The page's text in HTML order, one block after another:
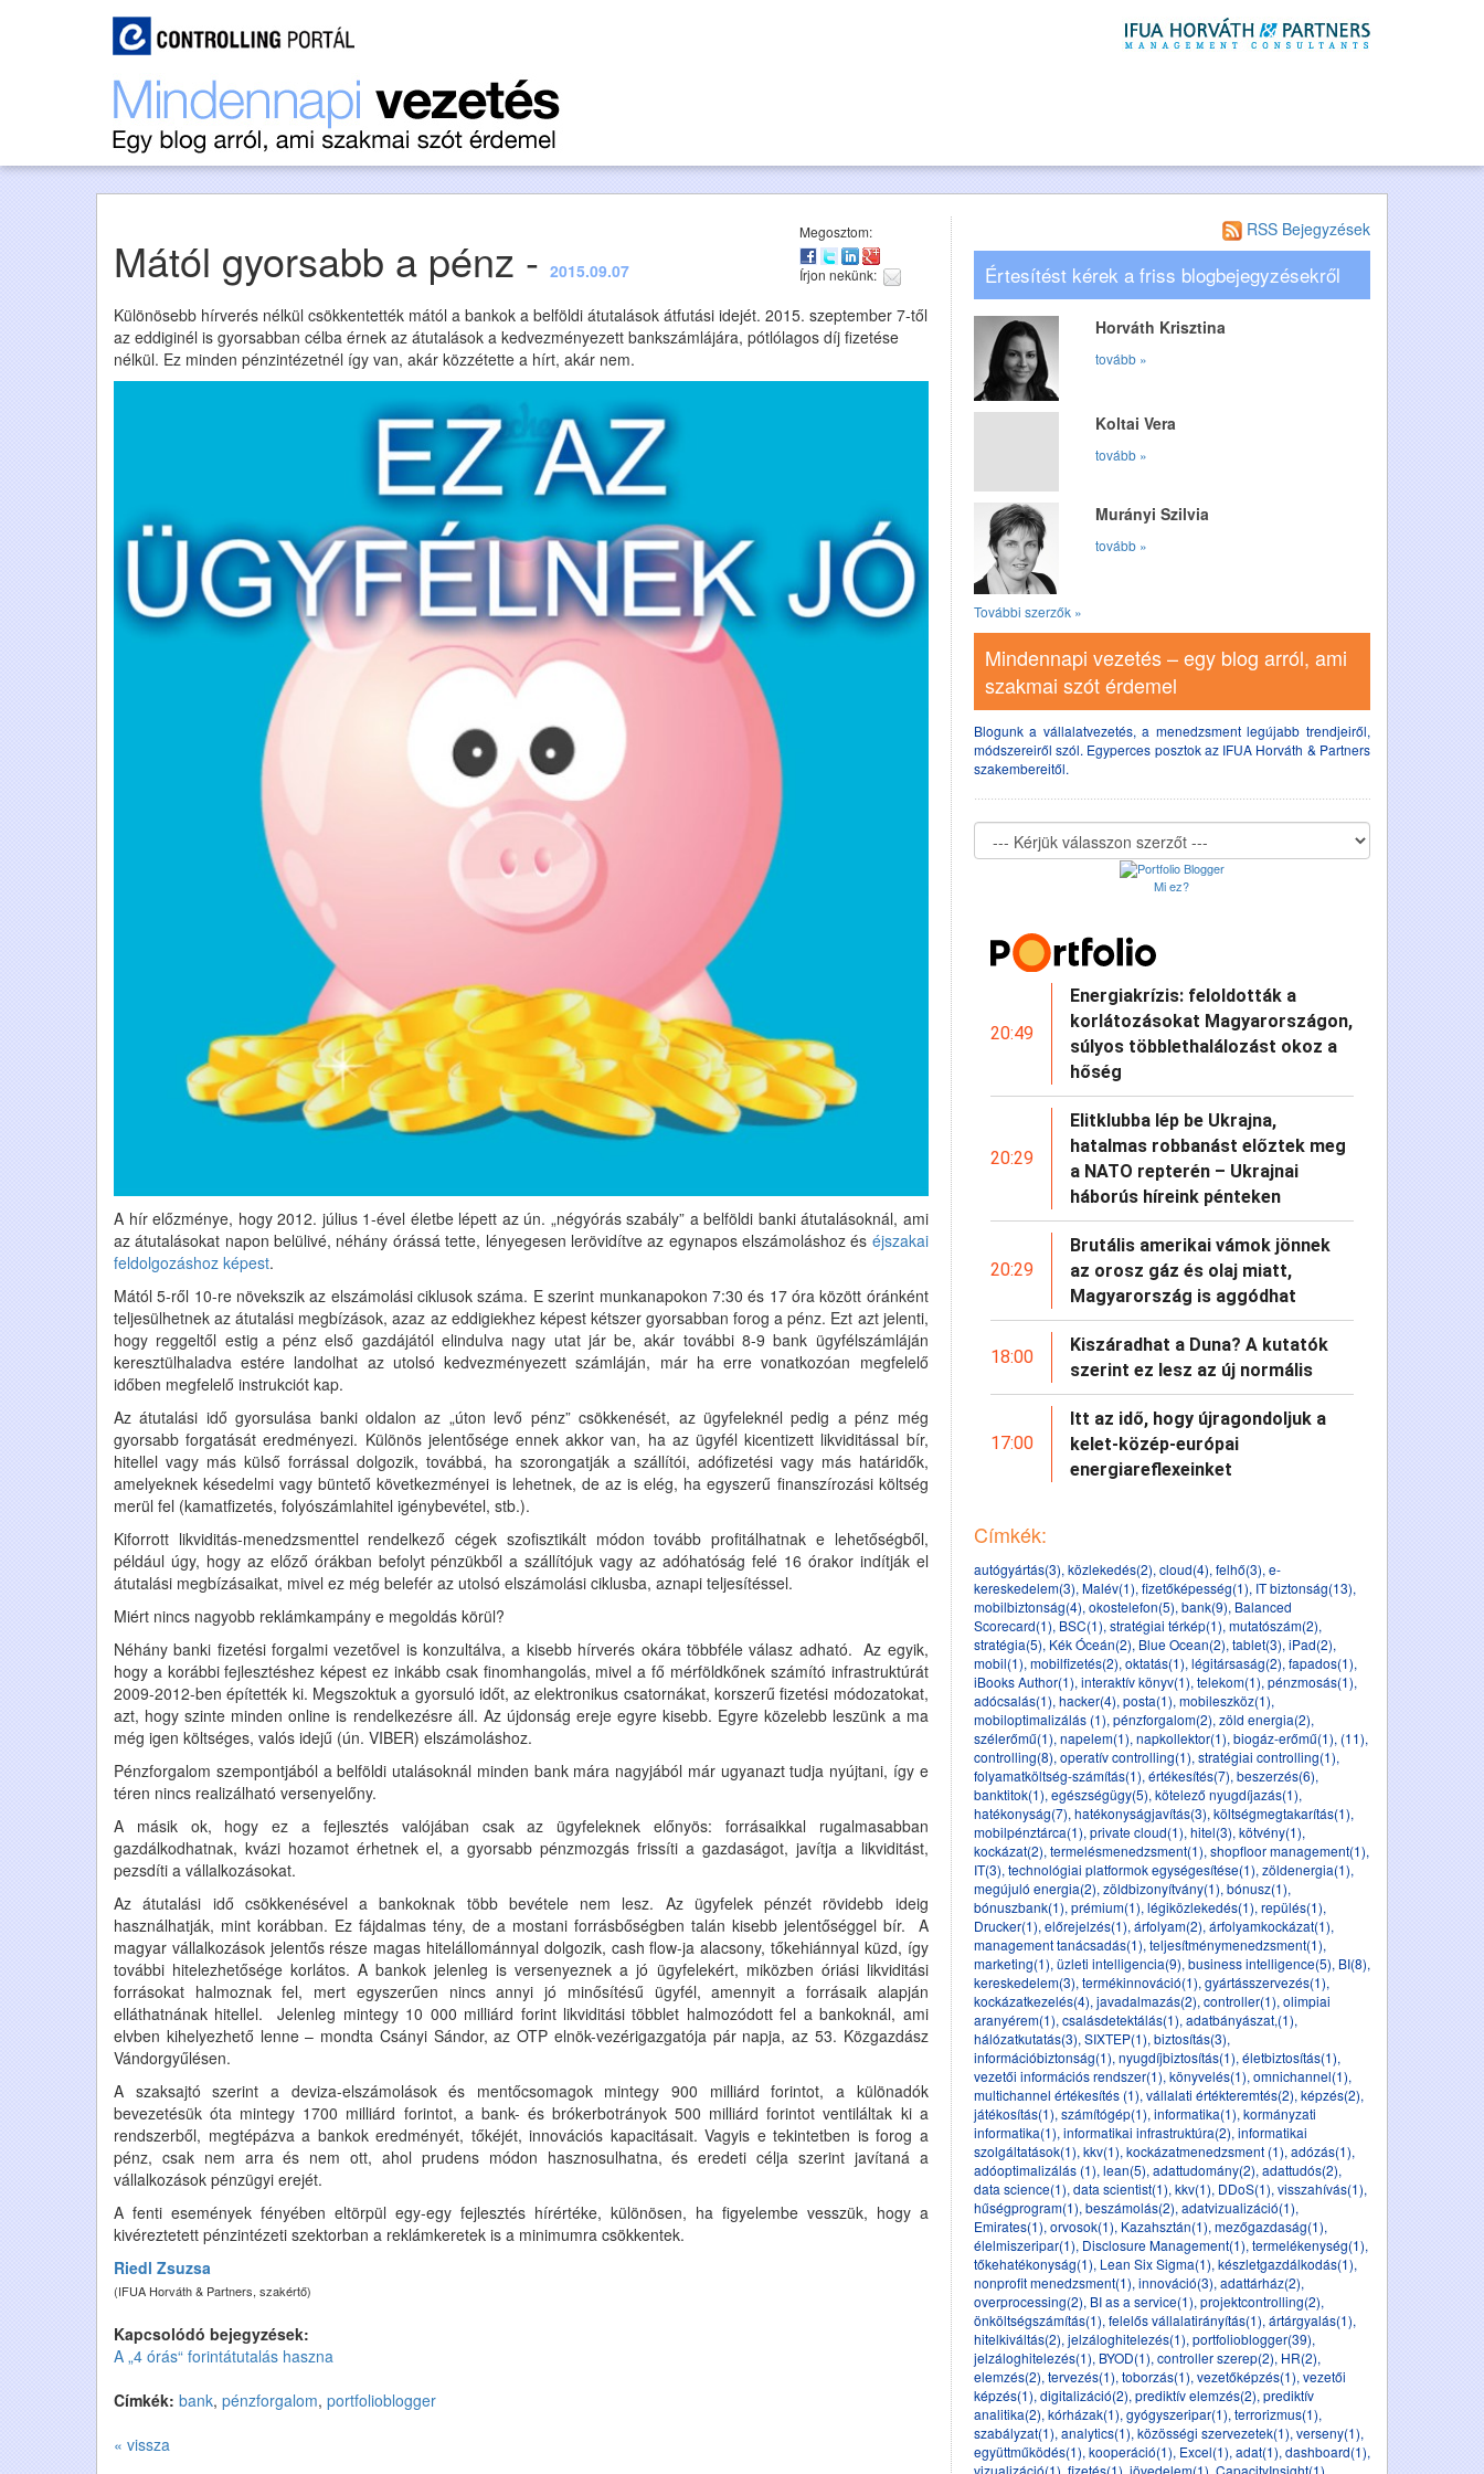
Mától gyorsabb a pénz - 2015.09.07
Megosztom:
Írjon nekünk:
Különösebb hírverés nélkül csökkentették mától a bankok a belföldi átutalások átfutási idejét. 2015. szeptember 7-től
az eddiginél is gyorsabban célba érnek az átutalások a kedvezményezett bankszámlájára, pótlólagos díj fizetése
nélkül. Ez minden pénzintézetnél így van, akár közzétette a hírt, akár nem.
A hír előzménye, hogy 2012. július 1-ével életbe lépett az ún. „négyórás szabály” a belföldi banki átutalásoknál, ami
az átutalásokat napon belülivé, néhány órássá tette, lényegesen lerövidítve az egynapos elszámoláshoz és éjszakai
feldolgozáshoz képest.
Mától 5-ről 10-re növekszik az elszámolási ciklusok száma. E szerint munkanapokon 7:30 és 17 óra között óránként
teljesülhetnek az átutalási megbízások, azaz az eddigiekhez képest kétszer gyorsabban forog a pénz. Ezt azt jelenti,
hogy reggeltől estig a pénz első gazdájától elindulva nagy utat jár be, akár további 8-9 bank ügyfélszámláján
keresztülhaladva estére landolhat az utolsó kedvezményezett számláján, már ha erre vonatkozóan megfelelő
időben megfelelő instrukciót kap.
Az átutalási idő gyorsulása banki oldalon az „úton levő pénz” csökkenését, az ügyfeleknél pedig a pénz még
gyorsabb forgatását eredményezi. Különös jelentősége ennek akkor van, ha az ügyfél kicentizett likviditással bír,
hitellel vagy más külső forrással dolgozik, továbbá, ha szorongatják a szállítói, adófizetési vagy más határidők,
amelyeknek késedelmi vagy büntető következményei is lehetnek, de az is elég, ha egyszerű finanszírozási költség
merül fel (kamatfizetés, folyószámlahitel igénybevétel, stb.).
Kiforrott likviditás-menedzsmenttel rendelkező cégek szofisztikált módon tovább profitálhatnak e lehetőségből,
például úgy, hogy az előző órákban befolyt pénzükből a szállítójuk vagy az adóhatóság felé 16 órakor indítják el
átutalási megbízásaikat, mivel ez még belefér az utolsó elszámolási ciklusba, aznapi teljesítéssel.
Miért nincs nagyobb reklámkampány e megoldás körül?
Néhány banki fizetési forgalmi vezetővel is konzultálva, a kisebb hírverés okára többféle válasz adható. Az egyik,
hogy a korábbi fejlesztéshez képest ez inkább csak finomhangolás, mivel a fő mérföldkőnek számító infrastruktúrát
2009-2012-ben építették ki. Megszoktuk a gyorsuló időt, az elektronikus csatornákat, korszerű fizetési módozatokat,
azt, hogy szinte minden online is rendelkezésre áll. Az újdonság ereje egyre kisebb. Egyre közelebb leszünk a ma
még igen költséges, valós idejű (ún. VIBER) elszámoláshoz.
Pénzforgalom szempontjából a belföldi utalásoknál minden bank mára nagyjából már ugyanazt tudja nyújtani, így e
téren nincs realizálható versenyelőny.
A másik ok, hogy ez a fejlesztés valójában csak az ügyfeleknek előnyös: forrásaikkal rugalmasabban
gazdálkodhatnak, kvázi hozamot érhetnek el, a gyorsabb pénzmozgás frissíti a gazdaságot, javítja a likviditást,
pezsdíti a vállalkozásokat.
Az átutalási idő csökkenésével a bankoknak több bevétele nem lesz. Az ügyfelek pénzét rövidebb ideig
használhatják, mint korábban. Ez fájdalmas tény, de a mostani forrásbőségben talán kisebb jelentőséggel bír.
A
magyar vállalkozások jelentős része magas hitelállománnyal dolgozik, cash flow-ja alacsony, tőkehiánnyal küzd, így
további hitelezhetősége korlátos. A bankok jelenleg is versenyeznek a jó ügyfelekért, miközben óriási likviditási
forrásokat halmoznak fel, mert egyszerűen nincs annyi jó minősítésű ügyfél, amennyit a forrásaik alapján
elláthatnának hitellel.
Jelenleg mintegy 10 000 milliárd forint likviditási többlet halmozódott fel a bankoknál, ami
elvben kihelyezhető lenne – mondta Csányi Sándor, az OTP elnök-vezérigazgatója pár napja, az 53. Közgazdász
Vándorgyűlésen.
A szaksajtó szerint a deviza-elszámolások és mentőcsomagok mintegy 900 milliárd forintot, a különadók
bevezetésük óta mintegy 1700 milliárd forintot, a bank- és brókerbotrányok 500 milliárd forintot ventiláltak ki a
rendszerből, megtépázva a bankok eredményét, tőkéjét, innovációs kapacitásait. Vagyis e tekintetben is forog a
pénz, csak nem arra és nem ott, ahol prudens módon hasznosulhatna, és eredeti célja szerint javítaná a
vállalkozások pénzügyi erejét.
A fenti események fényében eltörpül egy-egy fejlesztés hírértéke, különösen, ha figyelembe vesszük, hogy a
kivéreztetett pénzintézeti szektorban a reklámkeretek is a minimumra csökkentek.
Riedl Zsuzsa
(IFUA Horváth & Partners, szakértő)
Kapcsolódó bejegyzések:
A „4 órás“ forintátutalás haszna
Címkék: bank, pénzforgalom, portfolioblogger
« vissza
RSS Bejegyzések
Értesítést kérek a friss blogbejegyzésekről
Horváth Krisztina
tovább »
Koltai Vera
tovább »
Murányi Szilvia
tovább »
További szerzők »
Mindennapi vezetés – egy blog arról, ami
szakmai szót érdemel
Blogunk a vállalatvezetés, a menedzsment legújabb trendjeiről,
módszereiről szól. Egyperces posztok az IFUA Horváth & Partners
szakembereitől.
Mi ez?
20:49
Energiakrízis: feloldották a
korlátozásokat Magyarországon,
súlyos többlethalálozást okoz a
hőség
20:29
Elitklubba lép be Ukrajna,
hatalmas robbanást előztek meg
a NATO repterén – Ukrajnai
háborús híreink pénteken
20:29
Brutális amerikai vámok jönnek
az orosz gáz és olaj miatt,
Magyarország is aggódhat
18:00
Kiszáradhat a Duna? A kutatók
szerint ez lesz az új normális
17:00
Itt az idő, hogy újragondoljuk a
kelet-közép-európai
energiareflexeinket
Címkék:
autógyártás(3), közlekedés(2), cloud(4), felhő(3), e-
kereskedelem(3), Malév(1), fizetőképesség(1), IT biztonság(13),
mobilbiztonság(4), okostelefon(5), bank(9), Balanced
Scorecard(1), BSC(1), stratégiai térkép(1), mutatószám(2),
stratégia(5), Kék Óceán(2), Blue Ocean(2), tablet(3), iPad(2),
mobil(1), mobilfizetés(2), oktatás(1), légitársaság(2), fapados(1),
iBooks Author(1), interaktív könyv(1), telekom(1), pénzmosás(1),
adócsalás(1), hacker(4), posta(1), mobileszköz(1),
mobiloptimalizálás (1), pénzforgalom(2), zöld energia(2),
szélerőmű(1), napelem(1), napkollektor(1), biogáz-erőmű(1), (11),
controlling(8), operatív controlling(1), stratégiai controlling(1),
folyamatköltség-számítás(1), értékesítés(7), beszerzés(6),
banktitok(1), egészségügy(5), kötelező nyugdíjazás(1),
hatékonyság(7), hatékonyságjavítás(3), költségmegtakarítás(1),
mobilpénztárca(1), private cloud(1), hitel(3), kötvény(1),
kockázat(2), termelésmenedzsment(1), shopfloor management(1),
IT(3), technológiai platformok egységesítése(1), zöldenergia(1),
megújuló energia(2), zöldbizonyítvány(1), bónusz(1),
bónuszbank(1), prémium(1), légiközlekedés(1), repülés(1),
Drucker(1), előrejelzés(1), árfolyam(2), árfolyamkockázat(1),
management tanácsadás(1), teljesítménymenedzsment(1),
marketing(1), üzleti intelligencia(9), business intelligence(5), BI(8),
kereskedelem(3), termékinnováció(1), gyártásszervezés(1),
kockázatkezelés(4), javadalmazás(2), controller(1), olimpiai
aranyérem(1), csalásdetektálás(1), adatbányászat,(1),
hálózatkutatás(3), SIXTEP(1), biztosítás(3),
információbiztonság(1), nyugdíjbiztosítás(1), életbiztosítás(1),
vezetői információs rendszer(1), könyvelés(1), omnichannel(1),
multichannel értékesítés (1), vállalati értékteremtés(2), képzés(2),
játékosítás(1), számítógép(1), informatika(1), kormányzati
informatika(1), informatikai infrastruktúra(2), informatikai
szolgáltatások(1), kkv(1), kockázatmenedzsment (1), adózás(1),
adóoptimalizálás (1), lean(5), adattudomány(2), adattudós(2),
data science(1), data scientist(1), kkv(1), DDoS(1), visszahívás(1),
hűségprogram(1), beszámolás(2), adatvizualizáció(1),
Emirates(1), orvosok(1), Kazahsztán(1), mezőgazdaság(1),
élelmiszeripar(1), Disclosure Management(1), termelékenység(1),
tőkehatékonyság(1), Lean Six Sigma(1), készletgazdálkodás(1),
nonprofit menedzsment(1), innováció(3), adattárház(2),
overprocessing(2), BI as a service(1), projektcontrolling(2),
önköltségszámítás(1), felelős vállalatirányítás(1), ártárgyalás(1),
hitelkiváltás(2), jelzáloghitelezés(1), portfolioblogger(39),
jelzáloghitelezés(1), BYOD(1), controller szerep(2), HR(2),
elemzés(2), tervezés(1), toborzás(1), vezetőképzés(1), vezetői
képzés(1), digitalizáció(2), prediktív elemzés(2), prediktív
analitika(2), kórházak(1), gyógyszeripar(1), terrorizmus(1),
szabályzat(1), analytics(1), közösségi szervezetek(1), verseny(1),
együttműködés(1), kooperáció(1), Excel(1), adat(1), dashboard(1),
vizualizáció(1) fizetés(1) jövedelem(1) CapacityInsight(1)